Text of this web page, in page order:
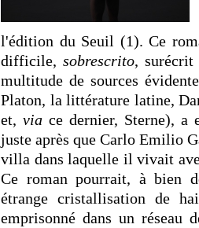
l'édition du Seuil (1). Ce
difficile, sobrescrito, surécrit
multitude de sources
Platon, la littérature latine,
et, via ce dernier, Sterne), a
juste après que Carlo Emilio
villa dans laquelle il vivait
Ce roman pourrait, à bien
étrange cristallisation de
emprisonné dans un réseau